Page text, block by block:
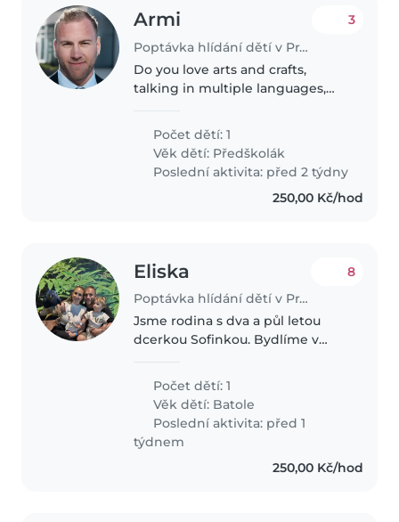
Armi
Poptávka hlídání dětí v Praha
3
Do you love arts and crafts,
talking in multiple languages,
to meet you.
Počet dětí: 1
Věk dětí: Předškolák
Poslední aktivita: před 2 týdny
250,00 Kč/hod
Eliska
Poptávka hlídání dětí v Praha
8
Jsme rodina s dva a půl letou
dcerkou Sofinkou. Bydlíme v
Sofinka moc ráda hraje a tráví
většinu času. Je zvídavá, veselá a
aktivní holčička, která miluje..
Počet dětí: 1
Věk dětí: Batole
Poslední aktivita: před 1
týdnem
250,00 Kč/hod